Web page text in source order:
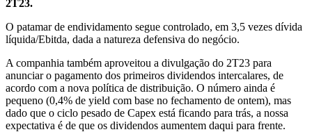
2T23.
O patamar de endividamento segue controlado, em 3,5 vezes dívida
líquida/Ebitda, dada a natureza defensiva do negócio.
A companhia também aproveitou a divulgação do 2T23 para
anunciar o pagamento dos primeiros dividendos intercalares, de
acordo com a nova política de distribuição. O número ainda é
pequeno (0,4% de yield com base no fechamento de ontem), mas
dado que o ciclo pesado de Capex está ficando para trás, a nossa
expectativa é de que os dividendos aumentem daqui para frente.